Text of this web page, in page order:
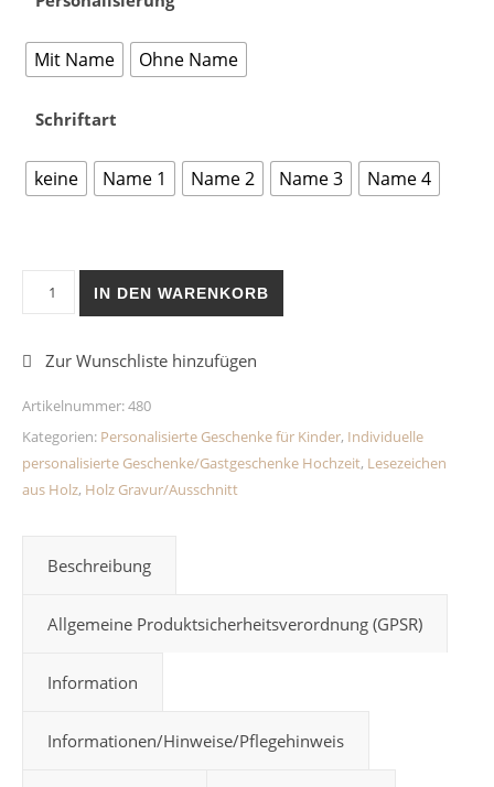
Mit Name Ohne Name
Schriftart
keine Name 1 Name 2 Name 3 Name 4
Lesezeichen Dino aus Holz Menge
IN DEN WARENKORB
Artikelnummer:480
Kategorien: Personalisierte Geschenke für Kinder, Individuelle
personalisierte Geschenke/Gastgeschenke Hochzeit, Lesezeichen
aus Holz, Holz Gravur/Ausschnitt
Beschreibung
Allgemeine Produktsicherheitsverordnung (GPSR)
Information
Informationen/Hinweise/Pflegehinweis